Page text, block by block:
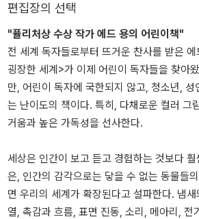
편집장의 선택
"퓰리처상 수상 작가 에드 용의 어린이책"
전 세계 독자들로부터 뜨거운 찬사를 받은
굉장한 세계>가 이제 어린이 독자들을 찾아
만, 어린이 독자에 국한되지 않고, 청소년, 성
는 난이도의 책이다. 특히, 다채로운 컬러 그
거움과 높은 가독성을 선사한다.
세상은 인간이 보고 듣고 경험하는 것보다
은, 인간의 감각으로는 닿을 수 없는 동물들
면 우리의 세계가 확장된다고 설파한다. 냄
열, 촉감과 흐름, 표면 진동, 소리, 메아리, 전